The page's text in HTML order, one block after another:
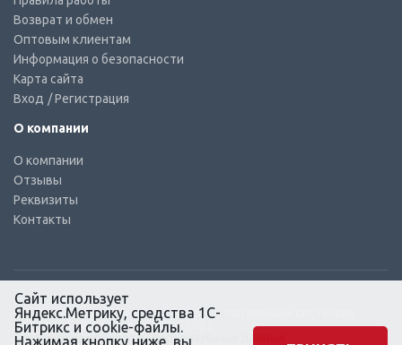
Возврат и обмен
Оптовым клиентам
Информация о безопасности
Карта сайта
Вход / Регистрация
О компании
О компании
Отзывы
Реквизиты
Контакты
© КТС-Дизель – Комплектующие к топливным системам
Все права защищены, 2003 – 2025
Согласие на обработку персональных данных
Сайт использует
Яндекс.Метрику, средства 1С-
Битрикс и cookie-файлы.
Нажимая кнопку ниже, вы